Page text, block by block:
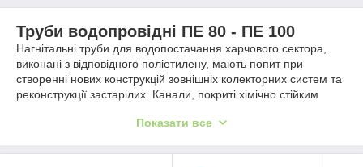
Труби водопровідні ПЕ 80 - ПЕ 100
Нагнітальні труби для водопостачання харчового сектора,
виконані з відповідного поліетилену, мають попит при
створенні нових конструкцій зовнішніх колекторних систем та
реконструкції застарілих. Канали, покриті хімічно стійким
час виробництва труб ПЕ компанія "Мпласт" застосовує
Показати все